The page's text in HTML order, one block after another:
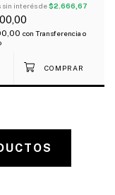
sin interés de$2.666,67
con Transferencia o